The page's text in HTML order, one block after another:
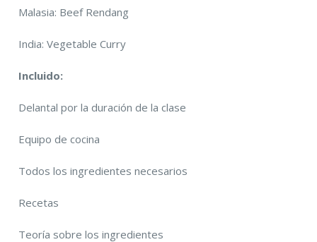
Malasia: Beef Rendang
India: Vegetable Curry
Incluido:
Delantal por la duración de la clase
Equipo de cocina
Todos los ingredientes necesarios
Recetas
Teoría sobre los ingredientes